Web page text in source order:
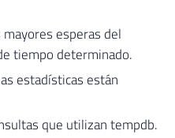
esperas del
tiempo determinado.
estadísticas están
que utilizan tempdb.